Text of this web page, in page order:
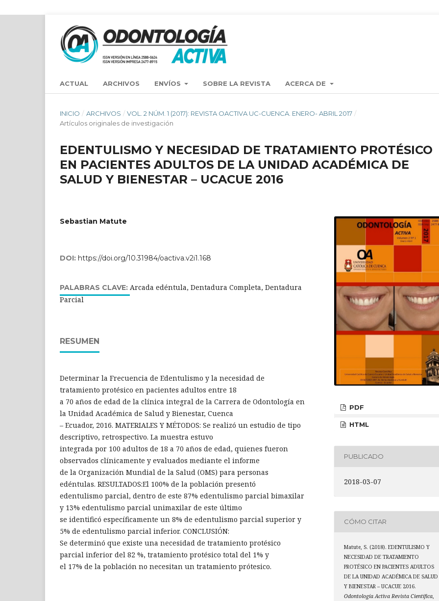
ACTUAL ARCHIVOS ENVÍOS SOBRE LA REVISTA ACERCA DE
INICIO / ARCHIVOS / VOL. 2 NÚM. 1 (2017): REVISTA OACTIVA UC-CUENCA. ENERO- ABRIL 2017 /
Artículos originales de investigación
EDENTULISMO Y NECESIDAD DE TRATAMIENTO PROTÉSICO
EN PACIENTES ADULTOS DE LA UNIDAD ACADÉMICA DE
SALUD Y BIENESTAR – UCACUE 2016
Sebastian Matute
DOI: https://doi.org/10.31984/oactiva.v2i1.168
PALABRAS CLAVE: Arcada edéntula, Dentadura Completa, Dentadura
Parcial
RESUMEN
Determinar la Frecuencia de Edentulismo y la necesidad de
tratamiento protésico en pacientes adultos entre 18
a 70 años de edad de la clínica integral de la Carrera de Odontología en
la Unidad Académica de Salud y Bienestar, Cuenca
– Ecuador, 2016. MATERIALES Y MÉTODOS: Se realizó un estudio de tipo
descriptivo, retrospectivo. La muestra estuvo
integrada por 100 adultos de 18 a 70 años de edad, quienes fueron
observados clínicamente y evaluados mediante el informe
de la Organización Mundial de la Salud (OMS) para personas
edéntulas. RESULTADOS:El 100% de la población presentó
edentulismo parcial, dentro de este 87% edentulismo parcial bimaxilar
y 13% edentulismo parcial unimaxilar de este último
se identificó específicamente un 8% de edentulismo parcial superior y
5% de edentulismo parcial inferior. CONCLUSIÓN:
Se determinó que existe una necesidad de tratamiento protésico
parcial inferior del 82 %, tratamiento protésico total del 1% y
el 17% de la población no necesitan un tratamiento prótesico.
PDF
HTML
PUBLICADO
2018-03-07
CÓMO CITAR
Matute, S. (2018). EDENTULISMO Y
NECESIDAD DE TRATAMIENTO
PROTÉSICO EN PACIENTES ADULTOS
DE LA UNIDAD ACADÉMICA DE SALUD
Y BIENESTAR – UCACUE 2016.
Odontología Activa Revista Científica,